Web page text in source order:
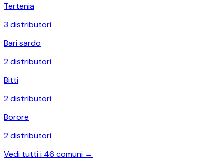
Tertenia
3 distributori
Bari sardo
2distributori
Bitti
2distributori
Borore
2distributori
Vedi tutti i 46 comuni →